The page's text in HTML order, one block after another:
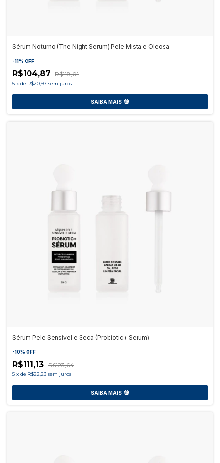
Sérum Noturno (The Night Serum) Pele Mista e Oleosa
-11% OFF
R$104,87 R$118,01
5 x de R$20,97 sem juros
SAIBA MAIS
Sérum Pele Sensível e Seca (Probiotic+ Serum)
-10% OFF
R$111,13 R$123,64
5 x de R$22,23 sem juros
SAIBA MAIS